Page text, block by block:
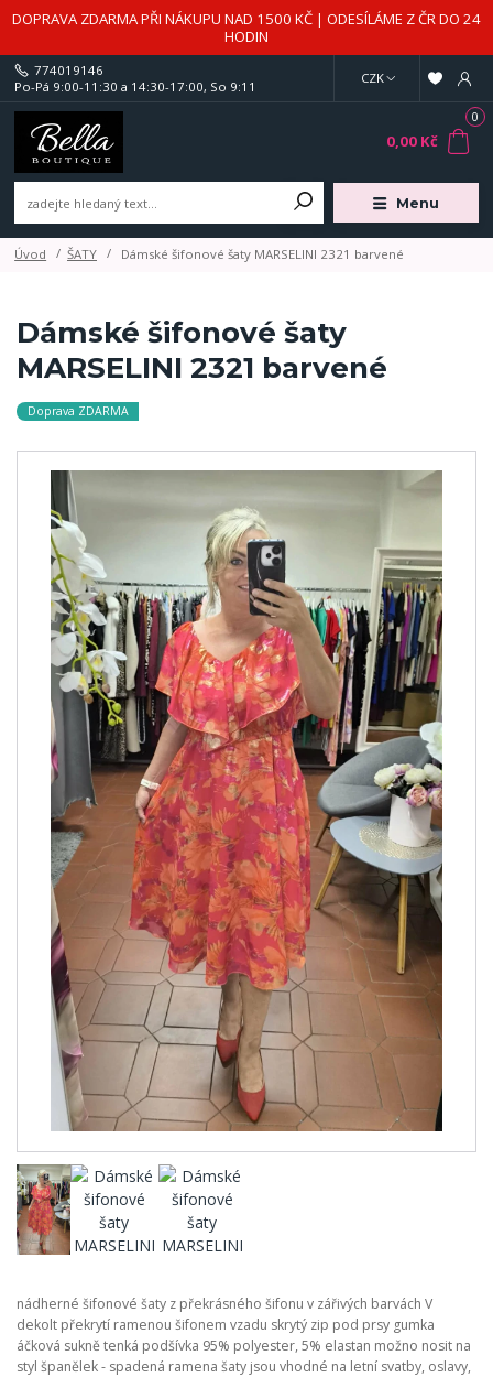
DOPRAVA ZDARMA PŘI NÁKUPU NAD 1500 KČ | ODESÍLÁME Z ČR DO 24
HODIN
Menu
CZK
774019146
Po-Pá 9:00-11:30 a 14:30-17:00, So 9:11
0
0,00 Kč
Úvod ŠATY Dámské šifonové šaty MARSELINI 2321 barvené
Dámské šifonové šaty
MARSELINI 2321 barvené
Doprava ZDARMA
nádherné šifonové šaty z překrásného šifonu v zářivých barvách V
dekolt překrytí ramenou šifonem vzadu skrytý zip pod prsy gumka
áčková sukně tenká podšívka 95% polyester, 5% elastan možno nosit na
styl španělek - spadená ramena šaty jsou vhodné na letní svatby, oslavy,